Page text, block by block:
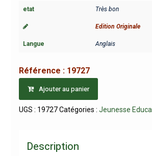
etat Très bon
Edition Originale
Langue Anglais
Référence : 19727
Ajouter au panier
UGS : 19727 Catégories : Jeunesse
Description